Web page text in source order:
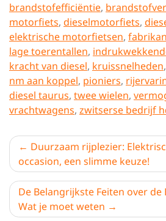
brandstofefficiëntie,
motorfiets, dieselmotorfiets,
elektrische motorfietsen,
lage toerentallen,
kracht van diesel, kruissnelheden,
nm aan koppel, pioniers,
diesel taurus, twee wielen,
vrachtwagens, zwitserse bedrijf
Duurzaam rijplezier:
occasion, een slimme keuze!
De Belangrijkste Feiten over
Wat je moet weten